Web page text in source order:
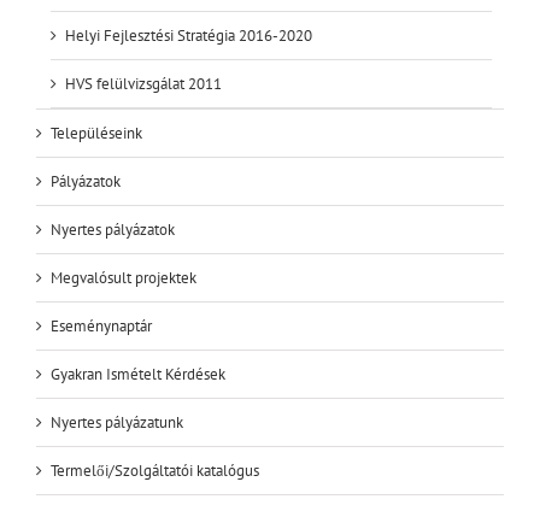
Helyi Fejlesztési Stratégia 2016-2020
HVS felülvizsgálat 2011
Településeink
Pályázatok
Nyertes pályázatok
Megvalósult projektek
Eseménynaptár
Gyakran Ismételt Kérdések
Nyertes pályázatunk
Termelői/Szolgáltatói katalógus